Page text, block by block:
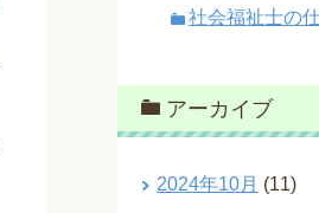
社会福祉士の
アーカイブ
2024年10月 (11)